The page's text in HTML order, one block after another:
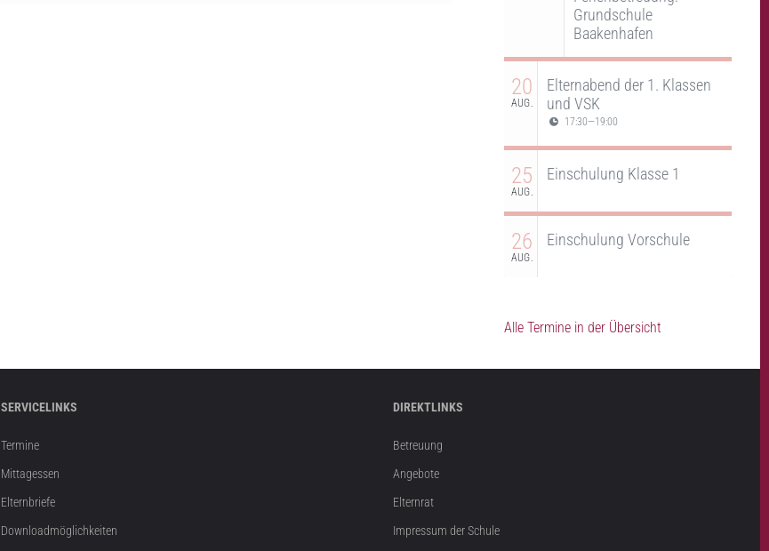
Grundschule
Baakenhafen
20
AUG.
Elternabend der 1. Klassen
und VSK
17:30—19:00
25
AUG.
Einschulung Klasse 1
26
AUG.
Einschulung Vorschule
Alle Termine in der Übersicht
SERVICELINKS
Termine
Mittagessen
Elternbriefe
Downloadmöglichkeiten
DIREKTLINKS
Betreuung
Angebote
Elternrat
Impressum der Schule